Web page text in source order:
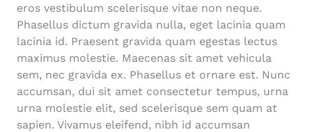
eros vestibulum scelerisque vitae non neque.
Phasellus dictum gravida nulla, eget lacinia quam
lacinia id. Praesent gravida quam egestas lectus
maximus molestie. Maecenas sit amet vehicula
sem, nec gravida ex. Phasellus et ornare est. Nunc
accumsan, dui sit amet consectetur tempus, urna
urna molestie elit, sed scelerisque sem quam at
sapien. Vivamus eleifend, nibh id accumsan